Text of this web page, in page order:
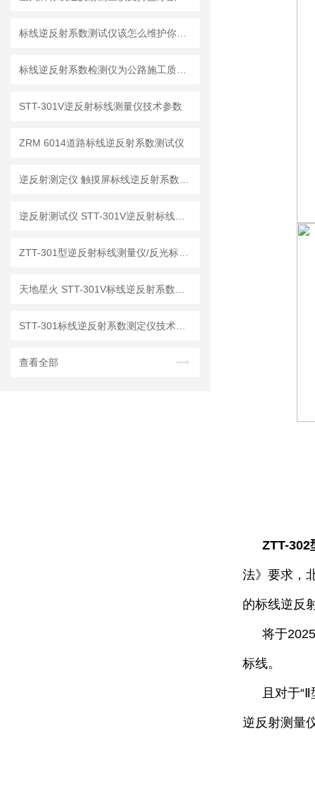
STT-301V逆反射标线测量仪技术参数
ZRM 6014道路标线逆反射系数测试仪
查看全部
ZTT-302
法》要求，
的标线逆反
将于
标线。
且对于
逆反射测量